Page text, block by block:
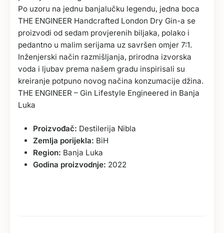
Po uzoru na jednu banjalučku legendu, jedna boca
THE ENGINEER Handcrafted London Dry Gin-a se
proizvodi od sedam provjerenih biljaka, polako i
pedantno u malim serijama uz savršen omjer 7:1.
Inženjerski način razmišljanja, prirodna izvorska
voda i ljubav prema našem gradu inspirisali su
kreiranje potpuno novog načina konzumacije džina.
THE ENGINEER – Gin Lifestyle Engineered in Banja
Luka
Proizvođač: Destilerija Nibla
Zemlja porijekla: BiH
Region: Banja Luka
Godina proizvodnje: 2022